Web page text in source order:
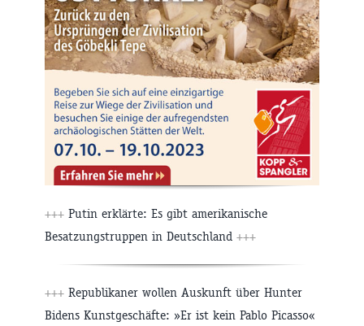
+++ Putin erklärte: Es gibt amerikanische
Besatzungstruppen in Deutschland +++
+++ Republikaner wollen Auskunft über Hunter
Bidens Kunstgeschäfte: »Er ist kein Pablo Picasso«